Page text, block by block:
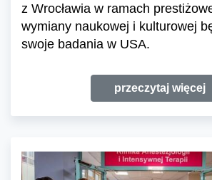
z Wrocławia w ramach
wymiany naukowej i kulturowej
swoje badania w USA.
przeczytaj więcej